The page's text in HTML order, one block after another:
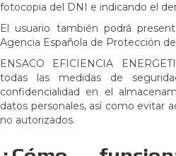
fotocopia del DNI e indicando el
El usuario también podrá
Agencia Española de Protección
ENSACO EFICIENCIA
todas las medidas de
confidencialidad en el
datos personales, así como evitar
no autorizados.